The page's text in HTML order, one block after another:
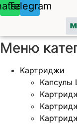
Telegram
Меню
Картриджи
Капсулы